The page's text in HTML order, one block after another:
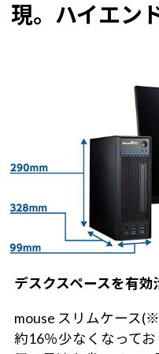
現。ハイエン
デスクスペースを有
mouse スリムケース
約16％少なくなって